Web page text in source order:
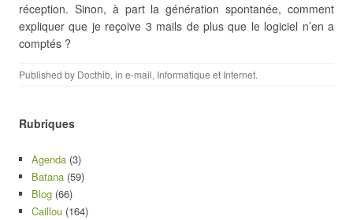
réception. Sinon, à part la génération spontanée, comment
expliquer que je reçoive 3 mails de plus que le logiciel n’en a
comptés ?
Published by Docthib, in e-mail, Informatique et Internet.
Rubriques
Agenda (3)
Batana (59)
Blog (66)
Caillou (164)